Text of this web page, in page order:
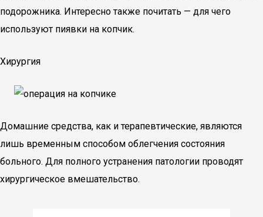
подорожника. Интересно также почитать — для чего
используют пиявки на копчик.
Хирургия
Домашние средства, как и терапевтические, являются
лишь временным способом облегчения состояния
больного. Для полного устранения патологии проводят
хирургическое вмешательство.